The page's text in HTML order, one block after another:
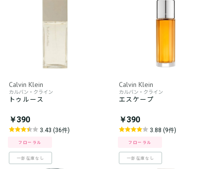
Calvin Klein
カルバン・クライン
トゥルース
￥390
3.43 (36件)
フローラル
一部在庫なし
Calvin Klein
カルバン・クライン
エスケープ
￥390
3.88 (9件)
フローラル
一部在庫なし